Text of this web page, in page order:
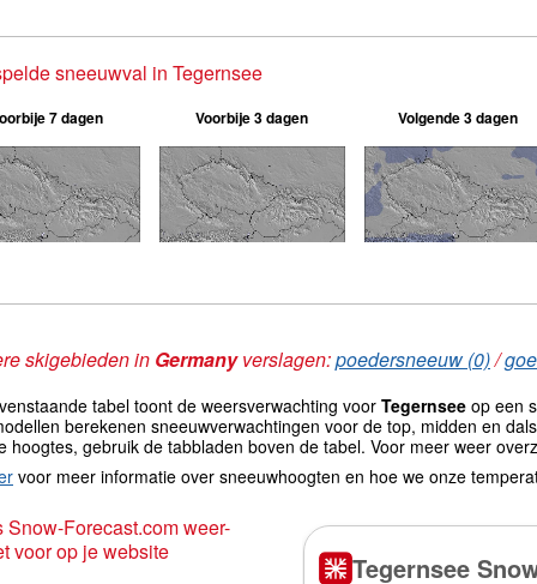
sneeuwval in Tegernsee
7 dagen Voorbije 3 dagen Volgende 3 dagen
skigebieden in Germanyverslagen:poedersneeuw (0)/
tabel toont de weersverwachting voor Tegernsee op een
berekenen sneeuwverwachtingen voor de top, midden en
hoogtes, gebruik de tabbladen boven de tabel. Voor meer weer
voor meer informatie over sneeuwhoogten en hoe we onze
Snow-Forecast.com weer-
voor op je website